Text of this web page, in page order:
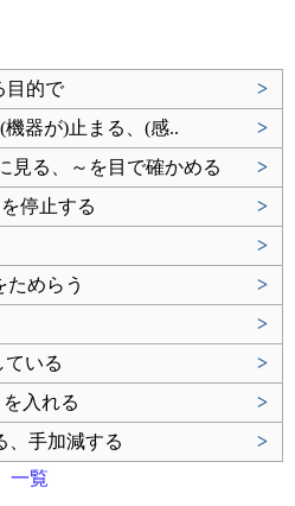
目的で
>
器が)止まる、(感..
>
見る、～を目で確かめる
>
停止する
>
>
ためらう
>
>
ている
>
入れる
>
、手加減する
>
一覧